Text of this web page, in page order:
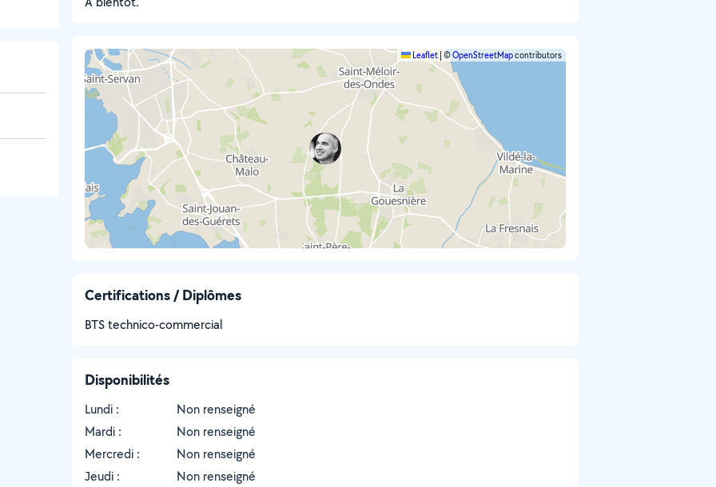
Leaflet ©OpenStreetMapcontributors
Certifications / Diplômes
BTS technico-commercial
Disponibilités
Lundi :
Non renseigné
Mardi :
Non renseigné
Mercredi :
Non renseigné
Jeudi :
Non renseigné